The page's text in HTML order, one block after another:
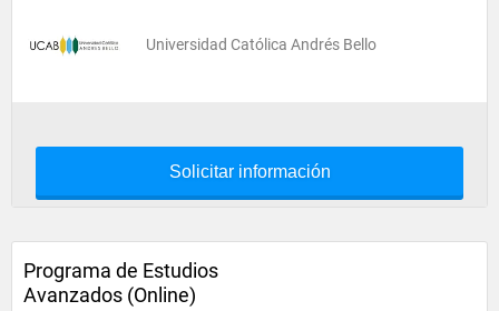
Universidad Católica Andrés Bello
Solicitar información
Programa de Estudios
Avanzados (Online)